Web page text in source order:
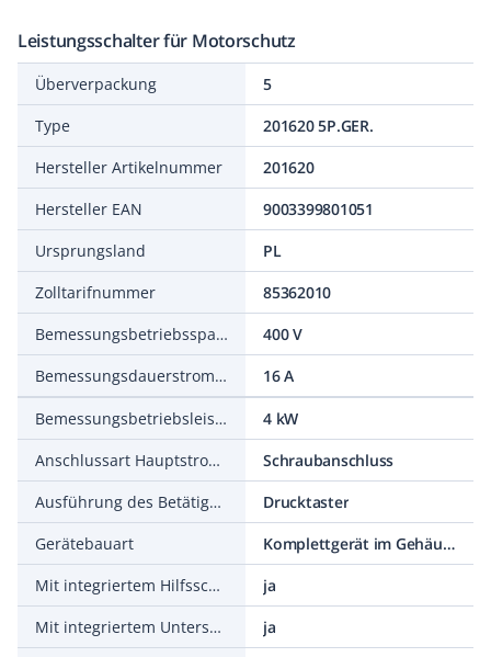
Leistungsschalter für Motorschutz
Überverpackung
5
Type
201620 5P.GER.
Hersteller Artikelnummer
201620
Hersteller EAN
9003399801051
Ursprungsland
PL
Zolltarifnummer
85362010
Bemessungsbetriebsspannung
400 V
Bemessungsdauerstrom Iu
16 A
Bemessungsbetriebsleistung bei AC-3, 400 V
4 kW
Anschlussart Hauptstromkreis
Schraubanschluss
Ausführung des Betätigungselements
Drucktaster
Gerätebauart
Komplettgerät im Gehäuse
Mit integriertem Hilfsschalter
ja
Mit integriertem Unterspannungsauslöser
ja